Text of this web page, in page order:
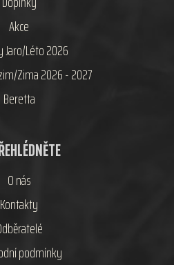
Akce
Jaro/Léto 2026
Zima 2026 - 2027
Beretta
O nás
Kontakty
podmínky